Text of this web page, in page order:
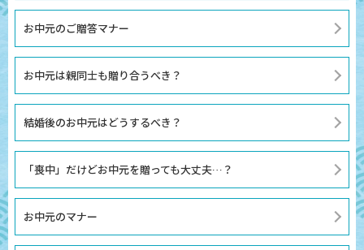
お中元のご贈答マナー
お中元は親同士も贈り合うべき？
結婚後のお中元はどうするべき？
「喪中」だけどお中元を贈っても大丈夫…？
お中元のマナー